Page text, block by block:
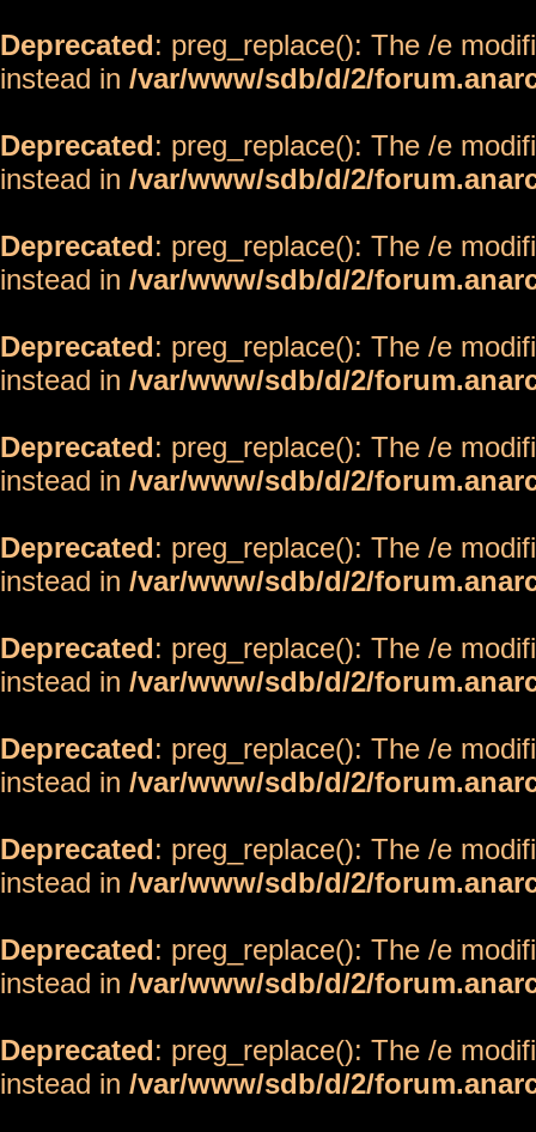
Deprecated: preg_replace(): The /e
instead in /var/www/sdb/d/2/
Deprecated: preg_replace(): The /e
instead in /var/www/sdb/d/2/
Deprecated: preg_replace(): The /e
instead in /var/www/sdb/d/2/
Deprecated: preg_replace(): The /e
instead in /var/www/sdb/d/2/
Deprecated: preg_replace(): The /e
instead in /var/www/sdb/d/2/
Deprecated: preg_replace(): The /e
instead in /var/www/sdb/d/2/
Deprecated: preg_replace(): The /e
instead in /var/www/sdb/d/2/
Deprecated: preg_replace(): The /e
instead in /var/www/sdb/d/2/
Deprecated: preg_replace(): The /e
instead in /var/www/sdb/d/2/
Deprecated: preg_replace(): The /e
instead in /var/www/sdb/d/2/
Deprecated: preg_replace(): The /e
instead in /var/www/sdb/d/2/